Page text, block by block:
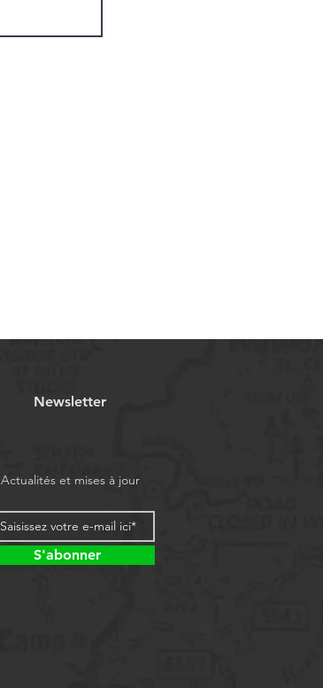
Newsletter
Actualités et mises à jour
S'abonner